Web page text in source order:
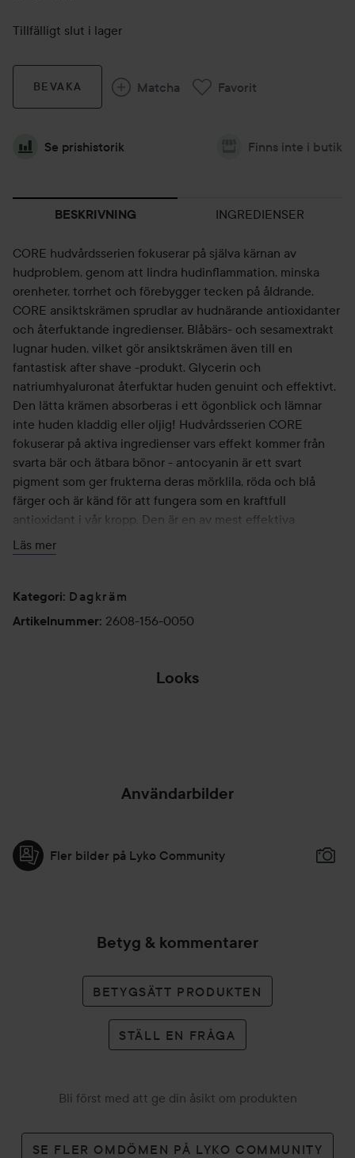
Tillfälligt slut i lager
BEVAKA Matcha Favorit
Se prishistorik Finns inte i butik
BESKRIVNING INGREDIENSER
CORE hudvårdsserien fokuserar på själva kärnan av
hudproblem, genom att lindra hudinflammation, minska
orenheter, torrhet och förebygger tecken på åldrande.
CORE ansiktskrämen sprudlar av hudnärande antioxidanter
och återfuktande ingredienser. Blåbärs- och sesamextrakt
lugnar huden, vilket gör ansiktskrämen även till en
fantastisk after shave -produkt. Glycerin och
natriumhyaluronat återfuktar huden genuint och effektivt.
Den lätta krämen absorberas i ett ögonblick och lämnar
inte huden kladdig eller oljig! Hudvårdsserien CORE
fokuserar på aktiva ingredienser vars effekt kommer från
svarta bär och ätbara bönor - antocyanin är ett svart
pigment som ger frukterna deras mörklila, röda och blå
färger och är känd för att fungera som en kraftfull
antioxidant i vår kropp. Den är en av mest effektiva
antioxidanten av flavonoider, och hjälper bland annat till
att lindra allergier.
Ansiktskräm 50ml
Phyto Black & Organic Berry Complex
Läs mer
Kategori: Dagkräm
Artikelnummer: 2608-156-0050
Looks
Användarbilder
Fler bilder på Lyko Community
Betyg & kommentarer
BETYGSÄTT PRODUKTEN
STÄLL EN FRÅGA
Bli först med att ge din åsikt om produkten
SE FLER OMDÖMEN PÅ LYKO COMMUNITY